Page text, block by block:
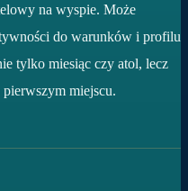
na wyspie. Może
do warunków i profilu
tylko miesiąc czy atol, lecz
miejscu.